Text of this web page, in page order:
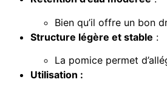
Bien qu’il offre un bon
Structure légère et stable :
La pomice permet
Utilisation :